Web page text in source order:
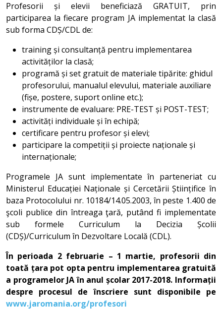
Profesorii și elevii beneficiază GRATUIT, prin
participarea la fiecare program JA implementat la clasă
sub forma CDȘ/CDL de:
training și consultanță pentru implementarea
activităților la clasă;
programă și set gratuit de materiale tipărite: ghidul
profesorului, manualul elevului, materiale auxiliare
(fișe, postere, suport online etc.);
instrumente de evaluare: PRE-TEST și POST-TEST;
activități individuale și în echipă;
certificare pentru profesor și elevi;
participare la competiții și proiecte naționale și
internaționale;
Programele JA sunt implementate în parteneriat cu
Ministerul Educației Naționale și Cercetării Științifice în
baza Protocolului nr. 10184/14.05.2003, în peste 1.400 de
şcoli publice din întreaga ţară, putând fi implementate
sub formele Curriculum la Decizia Școlii
(CDȘ)/Curriculum în Dezvoltare Locală (CDL).
În perioada 2 februarie – 1 martie, profesorii din
toată țara pot opta pentru implementarea gratuită
a programelor JA în anul școlar 2017-2018. Informații
despre procesul de înscriere sunt disponibile pe
www.jaromania.org/profesori